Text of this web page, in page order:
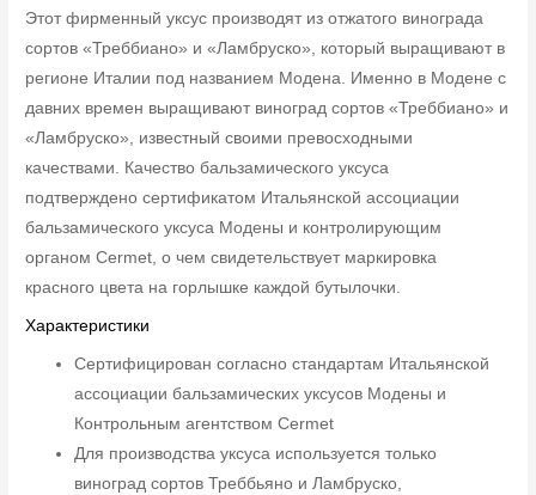
Этот фирменный уксус производят из отжатого винограда
сортов «Треббиано» и «Ламбруско», который выращивают в
регионе Италии под названием Модена. Именно в Модене с
давних времен выращивают виноград сортов «Треббиано» и
«Ламбруско», известный своими превосходными
качествами. Качество бальзамического уксуса
подтверждено сертификатом Итальянской ассоциации
бальзамического уксуса Модены и контролирующим
органом Cermet, о чем свидетельствует маркировка
красного цвета на горлышке каждой бутылочки.
Характеристики
Сертифицирован согласно стандартам Итальянской
ассоциации бальзамических уксусов Модены и
Контрольным агентством Cermet
Для производства уксуса используется только
виноград сортов Треббьяно и Ламбруско,